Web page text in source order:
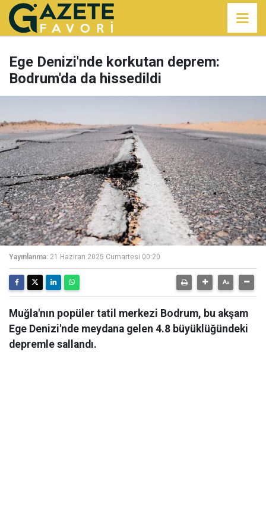
Ege Denizi'nde korkutan deprem:
Bodrum'da da hissedildi
Yayınlanma: 21 Haziran 2025 Cumartesi 00:20
Muğla'nın popüler tatil merkezi Bodrum, bu akşam
Ege Denizi'nde meydana gelen 4.8 büyüklüğündeki
depremle sallandı.